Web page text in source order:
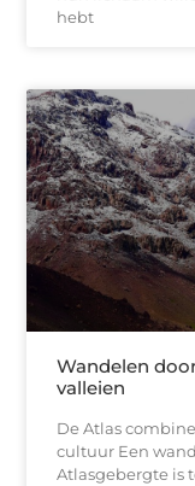
hebt
Wandelen
valleien
De Atlas
cultuur Een
Atlasgebergte is